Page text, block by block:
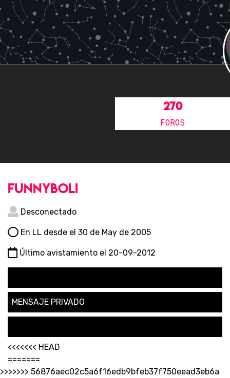
270
FOROS
funnyboli
Desconectado
En LL desde el 30 de May de 2005
Último avistamiento el 20-09-2012
MENSAJE PRIVADO
<<<<<<< HEAD
=======
>>>>>>> 56876aec02c5a6f16edb9bfeb37f750eead3eb6a